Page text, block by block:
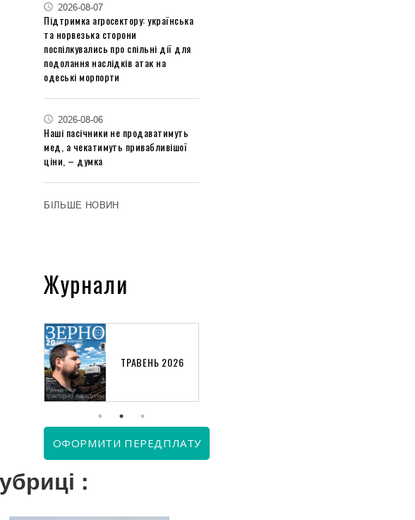
2026-08-07
Підтримка агросектору: українська
та норвезька сторони
поспілкувались про спільні дії для
подолання наслідків атак на
одеські морпорти
2026-08-06
Наші пасічники не продаватимуть
мед, а чекатимуть привабливішої
ціни, – думка
БІЛЬШЕ НОВИН
Журнали
ТРАВЕНЬ 2026
ОФОРМИТИ ПЕРЕДПЛАТУ
: